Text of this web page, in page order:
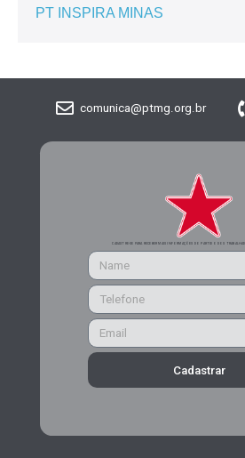
PT INSPIRA MINAS
comunica@ptmg.org.br
CADASTRE-SE PARA RECEBER MAIS INFORMAÇÕES DO PARTIDO DOS
Cadastrar